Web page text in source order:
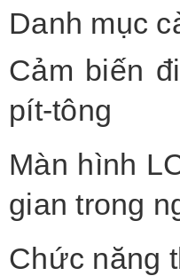
Danh mục
Cảm biến
pít-tông
Màn hình
gian trong
Chức năng